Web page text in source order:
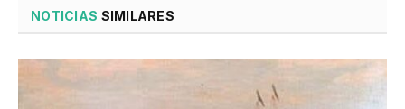
NOTICIAS SIMILARES